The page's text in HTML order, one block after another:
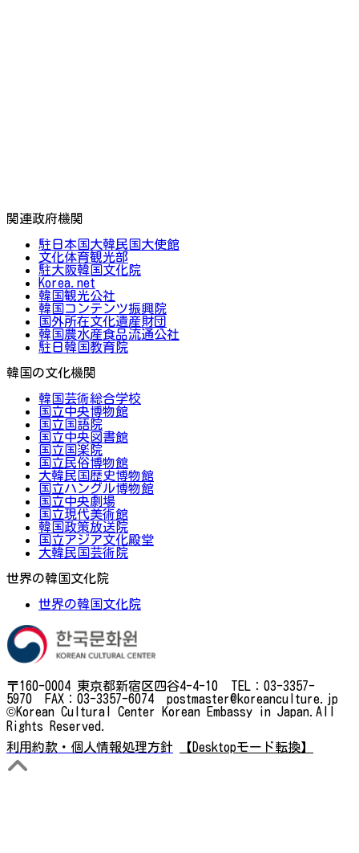
関連政府機関
駐日本国大韓民国大使館
文化体育観光部
駐大阪韓国文化院
Korea.net
韓国観光公社
韓国コンテンツ振興院
国外所在文化遺産財団
韓国農水産食品流通公社
駐日韓国教育院
韓国の文化機関
韓国芸術総合学校
国立中央博物館
国立国語院
国立中央図書館
国立国楽院
国立民俗博物館
大韓民国歴史博物館
国立ハングル博物館
国立中央劇場
国立現代美術館
韓国政策放送院
国立アジア文化殿堂
大韓民国芸術院
世界の韓国文化院
世界の韓国文化院
〒160-0004 東京都新宿区四谷4-4-10 TEL：03-3357-
5970 FAX：03-3357-6074 postmaster@koreanculture.jp
©Korean Cultural Center Korean Embassy in Japan.All
Rights Reserved.
利用約款・個人情報処理方針
【Desktopモード転換】